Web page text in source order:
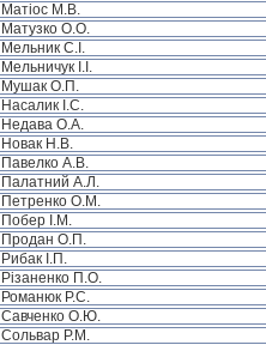
Матіос М.В.
Матузко О.О.
Мельник С.І.
Мельничук І.І.
Мушак О.П.
Насалик І.С.
Недава О.А.
Новак Н.В.
Павелко А.В.
Палатний А.Л.
Петренко О.М.
Побер І.М.
Продан О.П.
Рибак І.П.
Різаненко П.О.
Романюк Р.С.
Савченко О.Ю.
Сольвар Р.М.